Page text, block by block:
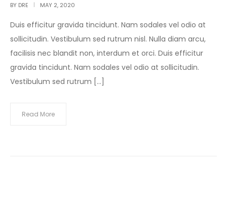
BY DRE MAY 2, 2020
Duis efficitur gravida tincidunt. Nam sodales vel odio at
sollicitudin. Vestibulum sed rutrum nisl. Nulla diam arcu,
facilisis nec blandit non, interdum et orci. Duis efficitur
gravida tincidunt. Nam sodales vel odio at sollicitudin.
Vestibulum sed rutrum […]
Read More